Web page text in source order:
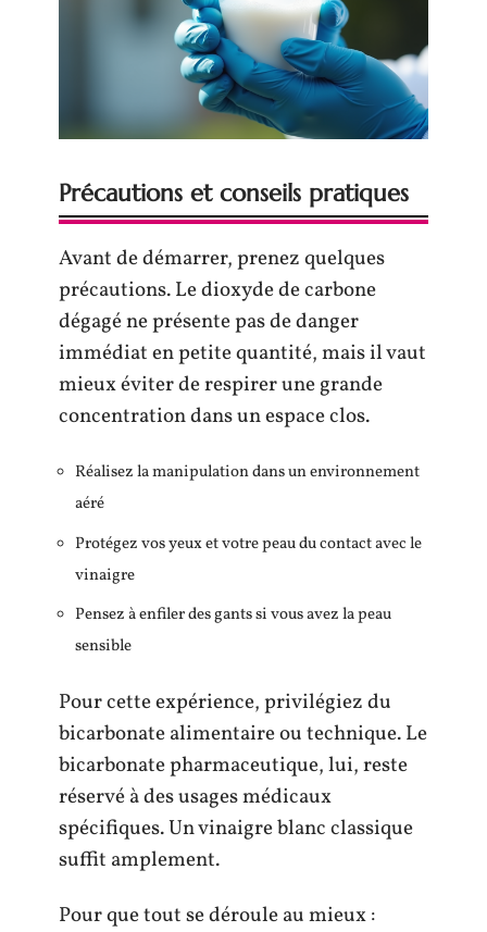
Précautions et conseils pratiques
Avant de démarrer, prenez quelques
précautions. Le dioxyde de carbone
dégagé ne présente pas de danger
immédiat en petite quantité, mais il vaut
mieux éviter de respirer une grande
concentration dans un espace clos.
Réalisez la manipulation dans un environnement
aéré
Protégez vos yeux et votre peau du contact avec le
vinaigre
Pensez à enfiler des gants si vous avez la peau
sensible
Pour cette expérience, privilégiez du
bicarbonate alimentaire ou technique. Le
bicarbonate pharmaceutique, lui, reste
réservé à des usages médicaux
spécifiques. Un vinaigre blanc classique
suffit amplement.
Pour que tout se déroule au mieux :